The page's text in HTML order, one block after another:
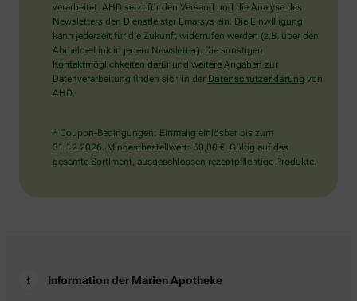
bitte
das
Auto.
verarbeitet. AHD setzt für den Versand und die Analyse des
Newsletters den Dienstleister Emarsys ein. Die Einwilligung
kann jederzeit für die Zukunft widerrufen werden (z.B. über den
Abmelde-Link in jedem Newsletter). Die sonstigen
Kontaktmöglichkeiten dafür und weitere Angaben zur
Datenverarbeitung finden sich in der Datenschutzerklärung von
AHD.
* Coupon-Bedingungen: Einmalig einlösbar bis zum
31.12.2026. Mindestbestellwert: 50,00 €. Gültig auf das
gesamte Sortiment, ausgeschlossen rezeptpflichtige Produkte.
Information der Marien Apotheke